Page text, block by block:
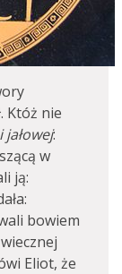
Któż nie
jałowej:
w
ją:
bowiem
Eliot, że